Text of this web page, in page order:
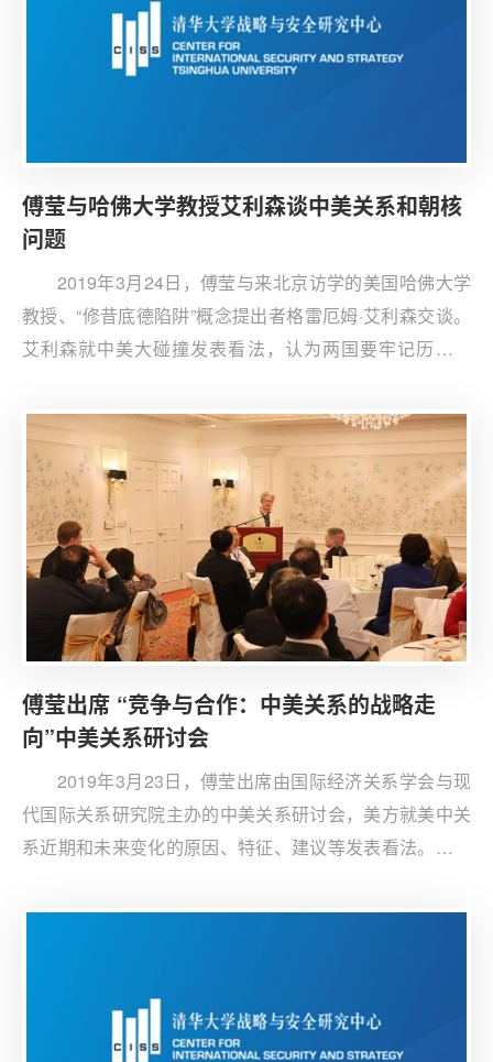
化，支持美朝继续开展接触谈判。
傅莹与哈佛大学教授艾利森谈中美关系和朝核
问题
2019年3月24日，傅莹与来北京访学的美国哈佛大学
教授、“修昔底德陷阱”概念提出者格雷厄姆·艾利森交谈。
艾利森就中美大碰撞发表看法，认为两国要牢记历史教
朝核问题的妥善解决发表了自己的看法。
傅莹出席 “竞争与合作：中美关系的战略走
向”中美关系研讨会
2019年3月23日，傅莹出席由国际经济关系学会与现
代国际关系研究院主办的中美关系研讨会，美方就美中关
系近期和未来变化的原因、特征、建议等发表看法。傅莹
彼此了解和信息沟通上发挥积极作用的方式和路径。